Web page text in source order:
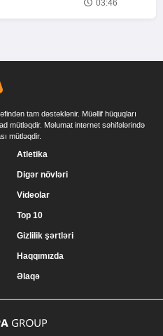
03:46
tam dəstəklənir. Müəllif hüquqları
mütləqdir. Məlumat internet səhifələrində
mütləqdir.
Atletika
Digər növləri
Videolar
Top 10
Gizlilik şərtləri
Haqqımızda
Əlaqə